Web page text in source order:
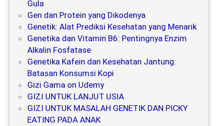
Gula
Gen dan Protein yang Dikodenya
Genetik: Alat Prediksi Kesehatan yang Menarik
Genetika dan Vitamin B6: Pentingnya Enzim
Alkalin Fosfatase
Genetika Kafein dan Kesehatan Jantung:
Batasan Konsumsi Kopi
Gizi Gama on Udemy
GIZI UNTUK LANJUT USIA
GIZI UNTUK MASALAH GENETIK DAN PICKY
EATING PADA ANAK